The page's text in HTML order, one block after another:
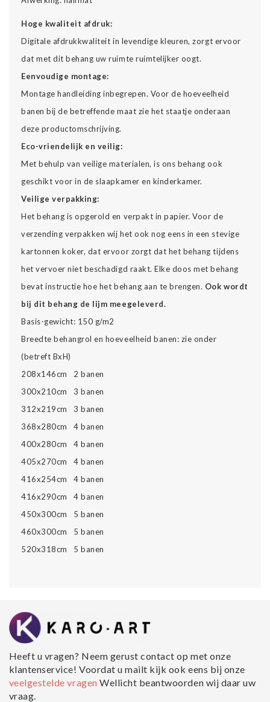
Hoge kwaliteit afdruk:
Digitale afdrukkwaliteit in levendige kleuren, zorgt ervoor
dat met dit behang uw ruimte ruimtelijker oogt.
Eenvoudige montage:
Montage handleiding inbegrepen. Voor de hoeveelheid
banen bij de betreffende maat zie het staatje onderaan
deze productomschrijving.
Eco-vriendelijk en veilig:
Met behulp van veilige materialen, is ons behang ook
geschikt voor in de slaapkamer en kinderkamer.
Veilige verpakking:
Het behang is opgerold en verpakt in papier. Voor de
verzending verpakken wij het ook nog eens in een stevige
kartonnen koker, dat ervoor zorgt dat het behang tijdens
het vervoer niet beschadigd raakt. Elke doos met behang
bevat instructie hoe het behang aan te brengen. Ook wordt
bij dit behang de lijm meegeleverd.
Basis-gewicht: 150 g/m2
Breedte behangrol en hoeveelheid banen: zie onder
(betreft BxH)
208x146cm 2 banen
300x210cm 3 banen
312x219cm 3 banen
368x280cm 4 banen
400x280cm 4 banen
405x270cm 4 banen
416x254cm 4 banen
416x290cm 4 banen
450x300cm 5 banen
460x300cm 5 banen
520x318cm 5 banen
Heeft u vragen? Neem gerust contact op met onze
klantenservice! Voordat u mailt kijk ook eens bij onze
veelgestelde vragenWellicht beantwoorden wij daar uw
vraag.